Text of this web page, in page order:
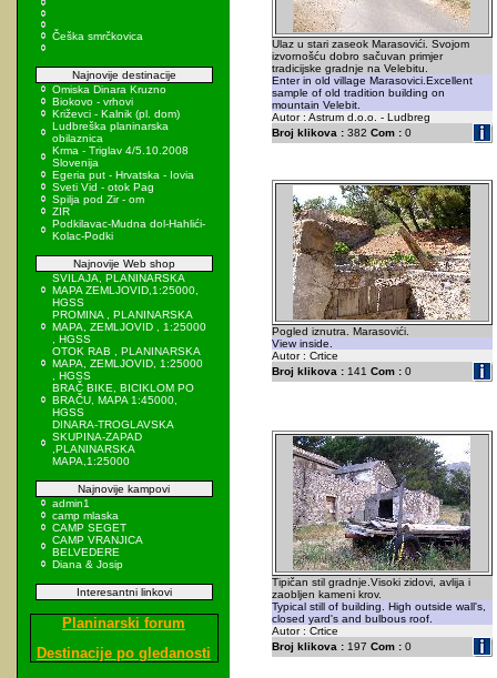
Češka smrčkovica
Najnovije destinacije
Omiska Dinara Kruzno
Biokovo - vrhovi
Križevci - Kalnik (pl. dom)
Ludbreška planinarska
obilaznica
Krma - Triglav 4/5.10.2008
Slovenija
Egeria put - Hrvatska - Iovia
Sveti Vid - otok Pag
Spilja pod Zir - om
ZIR
Podkilavac-Mudna dol-Hahlići-
Kolac-Podki
Najnovije Web shop
SVILAJA, PLANINARSKA
MAPA ZEMLJOVID,1:25000,
HGSS
PROMINA , PLANINARSKA
MAPA, ZEMLJOVID , 1:25000
, HGSS
OTOK RAB , PLANINARSKA
MAPA, ZEMLJOVID, 1:25000
, HGSS
BRAČ BIKE, BICIKLOM PO
BRAČU, MAPA 1:45000,
HGSS
DINARA-TROGLAVSKA
SKUPINA-ZAPAD
,PLANINARSKA
MAPA,1:25000
Najnovije kampovi
admin1
camp mlaska
CAMP SEGET
CAMP VRANJICA
BELVEDERE
Diana & Josip
Interesantni linkovi
Planinarski forum
Destinacije po gledanosti
Ulaz u stari zaseok Marasovići. Svojom
izvornošću dobro sačuvan primjer
tradicijske gradnje na Velebitu.
Enter in old village Marasovici.Excellent
sample of old tradition building on
mountain Velebit.
Autor : Astrum d.o.o. - Ludbreg
Broj klikova :382 Com :0
Pogled iznutra. Marasovići.
View inside.
Autor : Crtice
Broj klikova :141 Com :0
Tipičan stil gradnje.Visoki zidovi, avlija i
zaobljen kameni krov.
Typical still of building. High outside wall's,
closed yard's and bulbous roof.
Autor : Crtice
Broj klikova :197 Com :0